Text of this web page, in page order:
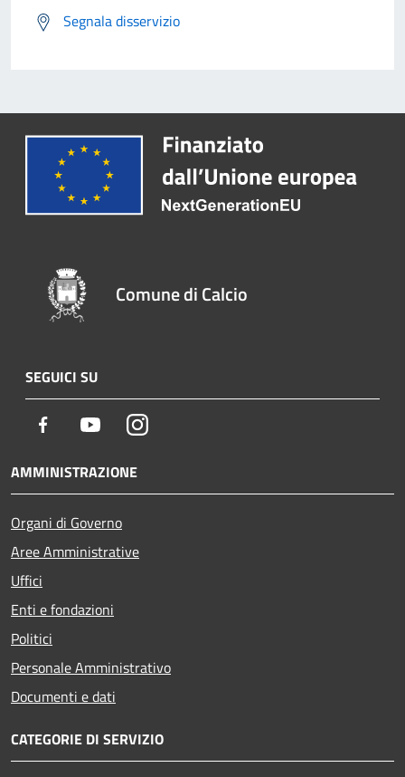
Segnala disservizio
Comune di Calcio
SEGUICI SU
Facebook YoutubeInstagram
AMMINISTRAZIONE
Organi di Governo
Aree Amministrative
Uffici
Enti e fondazioni
Politici
Personale Amministrativo
Documenti e dati
CATEGORIE DI SERVIZIO